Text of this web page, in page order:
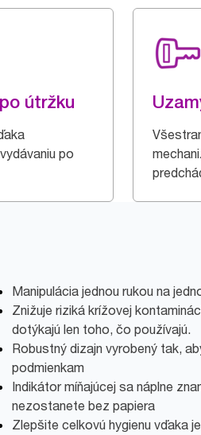
útržku
po
Manipulácia jednou rukou na
Znižuje riziká krížovej
dotýkajú len toho, čo používajú.
Robustný dizajn vyrobený tak,
podmienkam
Indikátor míňajúcej sa náplne
nezostanete bez papiera
Zlepšite celkovú hygienu vďaka